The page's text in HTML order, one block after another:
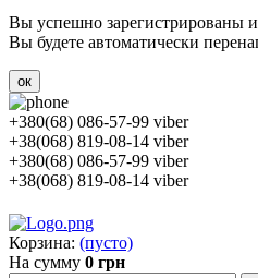
Вы успешно зарегистрированы
Вы будете автоматически
ок
+380(68) 086-57-99 viber
+38(068) 819-08-14 viber
+380(68) 086-57-99 viber
+38(068) 819-08-14 viber
Корзина: (пусто)
На сумму 0 грн